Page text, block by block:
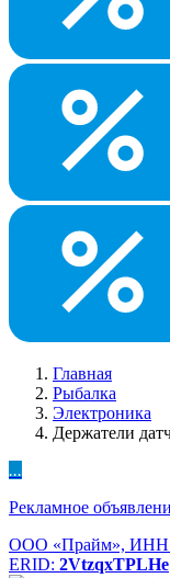
Главная
Рыбалка
Электроника
Держатели
...
Рекламное
ООО «Прайм», ИНН
ERID: 2VtzqxTPLHe